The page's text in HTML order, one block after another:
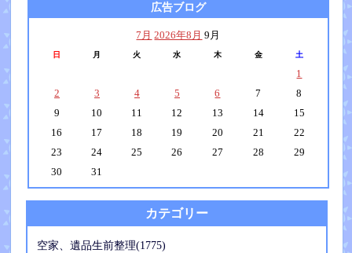
広告ブログ
7月 2026年8月 9月
日 月 火 水 木 金 土
1
2
3 4 5 6 7
8
9
10 11 12 13 14
15
16
17 18 19 20 21
22
23
24 25 26 27 28
29
30
31
カテゴリー
空家、遺品生前整理(1775)